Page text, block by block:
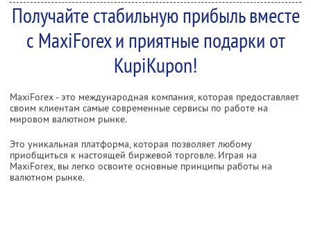
Получайте стабильную прибыль вместе
с MaxiForex и приятные подарки от
KupiKupon!
MaxiForex - это международная компания, которая предоставляет
своим клиентам самые современные сервисы по работе на
мировом валютном рынке.
Это уникальная платформа, которая позволяет любому
приобщиться к настоящей биржевой торговле. Играя на
MaxiForex, вы легко освоите основные принципы работы на
валютном рынке.